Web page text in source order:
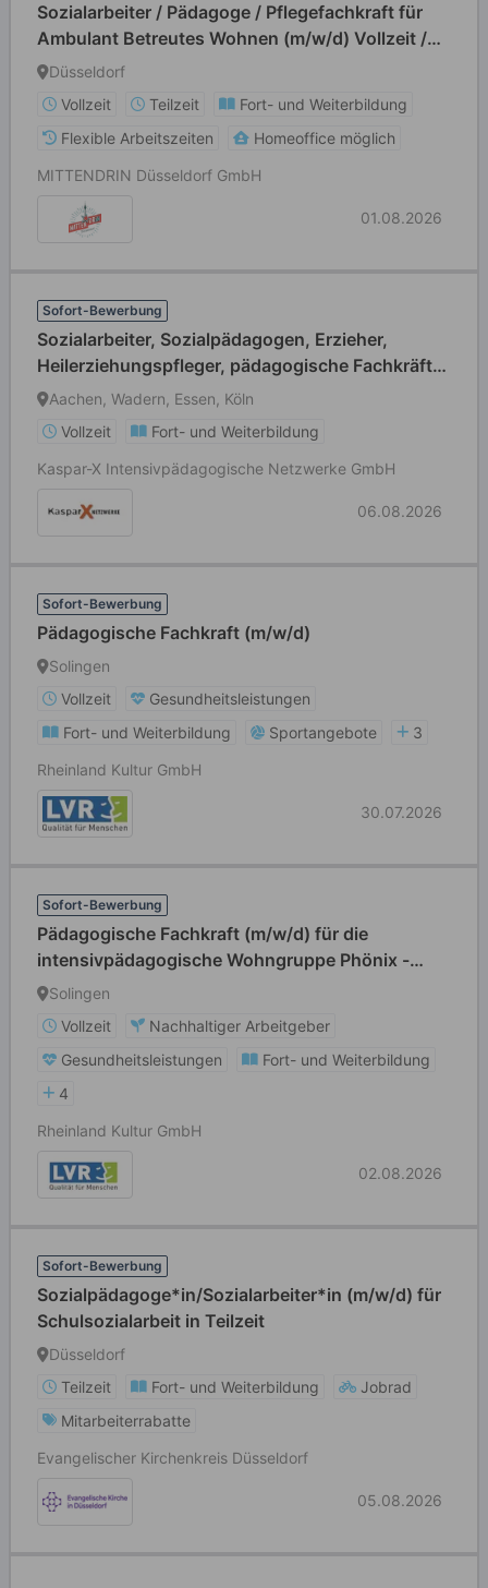
Sozialarbeiter / Pädagoge / Pflegefachkraft für
Ambulant Betreutes Wohnen (m/w/d) Vollzeit /
Teilzeit
Düsseldorf
Vollzeit
Teilzeit
Fort- und Weiterbildung
Flexible Arbeitszeiten
Homeoffice möglich
MITTENDRIN Düsseldorf GmbH
01.08.2026
Sofort-Bewerbung
Sozialarbeiter, Sozialpädagogen, Erzieher,
Heilerziehungspfleger, pädagogische Fachkräfte
(m/w/d)
Aachen, Wadern, Essen, Köln
Vollzeit
Fort- und Weiterbildung
Kaspar-X Intensivpädagogische Netzwerke GmbH
06.08.2026
Sofort-Bewerbung
Pädagogische Fachkraft (m/w/d)
Solingen
Vollzeit
Gesundheitsleistungen
Fort- und Weiterbildung
Sportangebote
3
Rheinland Kultur GmbH
30.07.2026
Sofort-Bewerbung
Pädagogische Fachkraft (m/w/d) für die
intensivpädagogische Wohngruppe Phönix -
Gruppe für sexuell übergriffige Jungen im Alter
ab 12 Jahren
Solingen
Vollzeit
Nachhaltiger Arbeitgeber
Gesundheitsleistungen
Fort- und Weiterbildung
4
Rheinland Kultur GmbH
02.08.2026
Sofort-Bewerbung
Sozialpädagoge*in/Sozialarbeiter*in (m/w/d) für
Schulsozialarbeit in Teilzeit
Düsseldorf
Teilzeit
Fort- und Weiterbildung
Jobrad
Mitarbeiterrabatte
Evangelischer Kirchenkreis Düsseldorf
05.08.2026